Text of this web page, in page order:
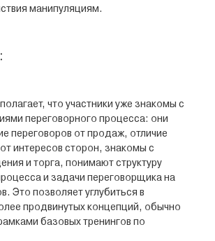
манипуляциям.
что участники уже знакомы с
переговорного процесса: они
переговоров от продаж, отличие
интересов сторон, знакомы с
и торга, понимают структуру
и задачи переговорщика на
Это позволяет углубиться в
продвинутых концепций, обычно
базовых тренингов по